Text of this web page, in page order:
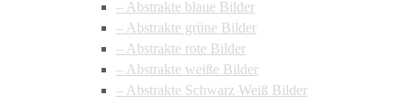
– Abstrakte blaue Bilder
– Abstrakte grüne Bilder
– Abstrakte rote Bilder
– Abstrakte weiße Bilder
– Abstrakte Schwarz Weiß Bilder